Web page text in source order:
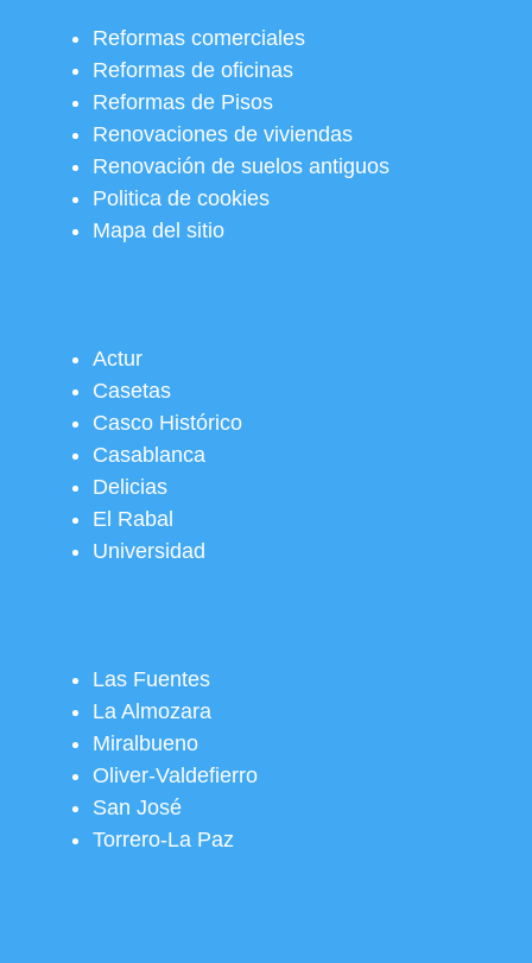
Reformas comerciales
Reformas de oficinas
Reformas de Pisos
Renovaciones de viviendas
Renovación de suelos antiguos
Politica de cookies
Mapa del sitio
Actur
Casetas
Casco Histórico
Casablanca
Delicias
El Rabal
Universidad
Las Fuentes
La Almozara
Miralbueno
Oliver-Valdefierro
San José
Torrero-La Paz